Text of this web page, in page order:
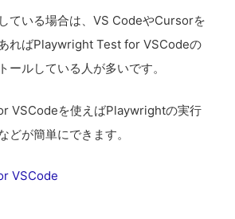
ている場合は、VS CodeやCursorを
ればPlaywright Test for VSCodeの
ールしている人が多いです。
VSCodeを使えばPlaywrightの実行
どが簡単にできます。
VSCode